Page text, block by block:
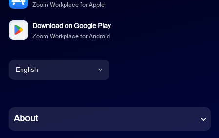
Zoom Workplace for Apple
Download on Google Play
Zoom Workplace for Android
English
Chinese (Simplified)
About